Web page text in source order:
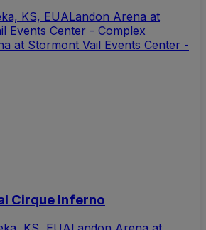
KS, EUALandon Arena at
Events Center - Complex
at Stormont Vail Events Center -
Cirque Inferno